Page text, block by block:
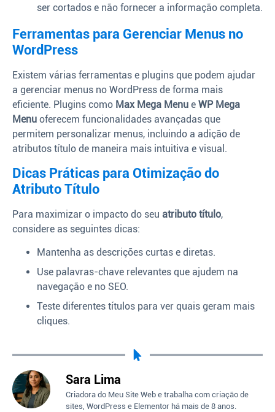
ser cortados e não fornecer a informação completa.
Ferramentas para Gerenciar Menus no
WordPress
Existem várias ferramentas e plugins que podem ajudar
a gerenciar menus no WordPress de forma mais
eficiente. Plugins como Max Mega Menu e WP Mega
Menu oferecem funcionalidades avançadas que
permitem personalizar menus, incluindo a adição de
atributos título de maneira mais intuitiva e visual.
Dicas Práticas para Otimização do
Atributo Título
Para maximizar o impacto do seu atributo título,
considere as seguintes dicas:
Mantenha as descrições curtas e diretas.
Use palavras-chave relevantes que ajudem na
navegação e no SEO.
Teste diferentes títulos para ver quais geram mais
cliques.
Sara Lima
Criadora do Meu Site Web e trabalha com criação de
sites, WordPress e Elementor há mais de 8 anos.